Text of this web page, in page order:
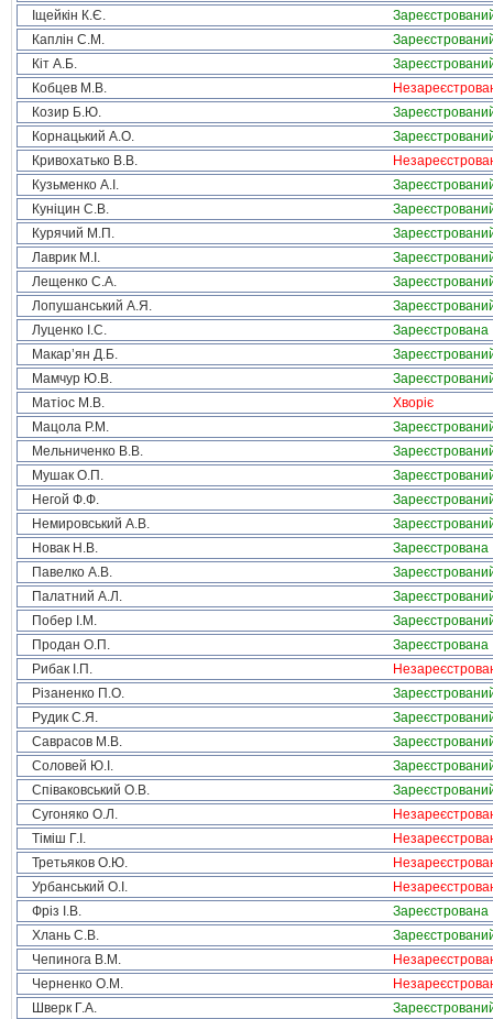
Іщейкін К.Є.
Каплін С.М.
Кіт А.Б.
Кобцев М.В.
Козир Б.Ю.
Корнацький А.О.
Кривохатько В.В.
Кузьменко А.І.
Куніцин С.В.
Курячий М.П.
Лаврик М.І.
Лещенко С.А.
Лопушанський А.Я.
Луценко І.С.
Зареєстрована
Макар’ян Д.Б.
Мамчур Ю.В.
Матіос М.В.
Хворіє
Мацола Р.М.
Мельниченко В.В.
Мушак О.П.
Негой Ф.Ф.
Немировський А.В.
Новак Н.В.
Зареєстрована
Павелко А.В.
Палатний А.Л.
Побер І.М.
Продан О.П.
Зареєстрована
Рибак І.П.
Різаненко П.О.
Рудик С.Я.
Саврасов М.В.
Соловей Ю.І.
Співаковський О.В.
Сугоняко О.Л.
Тіміш Г.І.
Третьяков О.Ю.
Урбанський О.І.
Фріз І.В.
Зареєстрована
Хлань С.В.
Чепинога В.М.
Черненко О.М.
Шверк Г.А.